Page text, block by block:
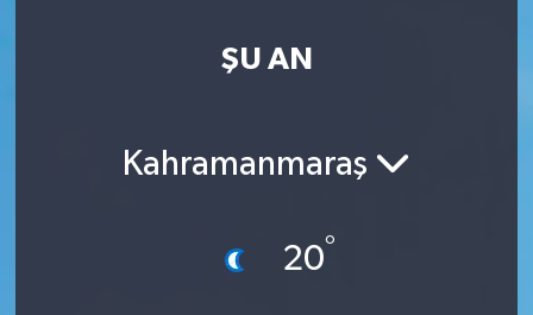
ŞU AN
Kahramanmaraş
20°